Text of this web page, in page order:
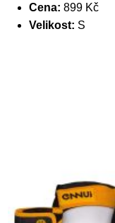
Cena: 899 Kč
Velikost: S